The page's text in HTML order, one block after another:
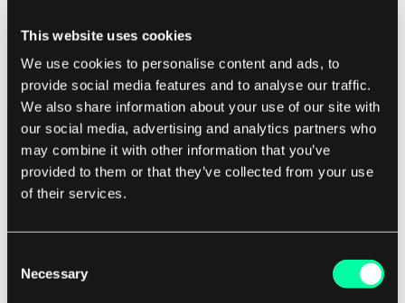
This website uses cookies
We use cookies to personalise content and ads, to
provide social media features and to analyse our traffic.
We also share information about your use of our site with
our social media, advertising and analytics partners who
may combine it with other information that you’ve
provided to them or that they’ve collected from your use
of their services.
Selection
Necessary